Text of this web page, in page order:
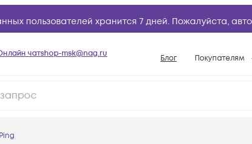
пользователей хранится 7 дней. Пожалуйста,
чатshop-msk@nag.ru Блог Покупателям